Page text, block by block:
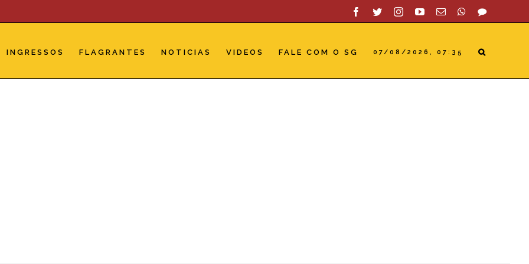
Facebook
TwitterInstagramYouTube
Email WhatsApp
SAC
INGRESSOS FLAGRANTES NOTICIAS VIDEOS FALE COM O SG 07/08/2026, 07:35